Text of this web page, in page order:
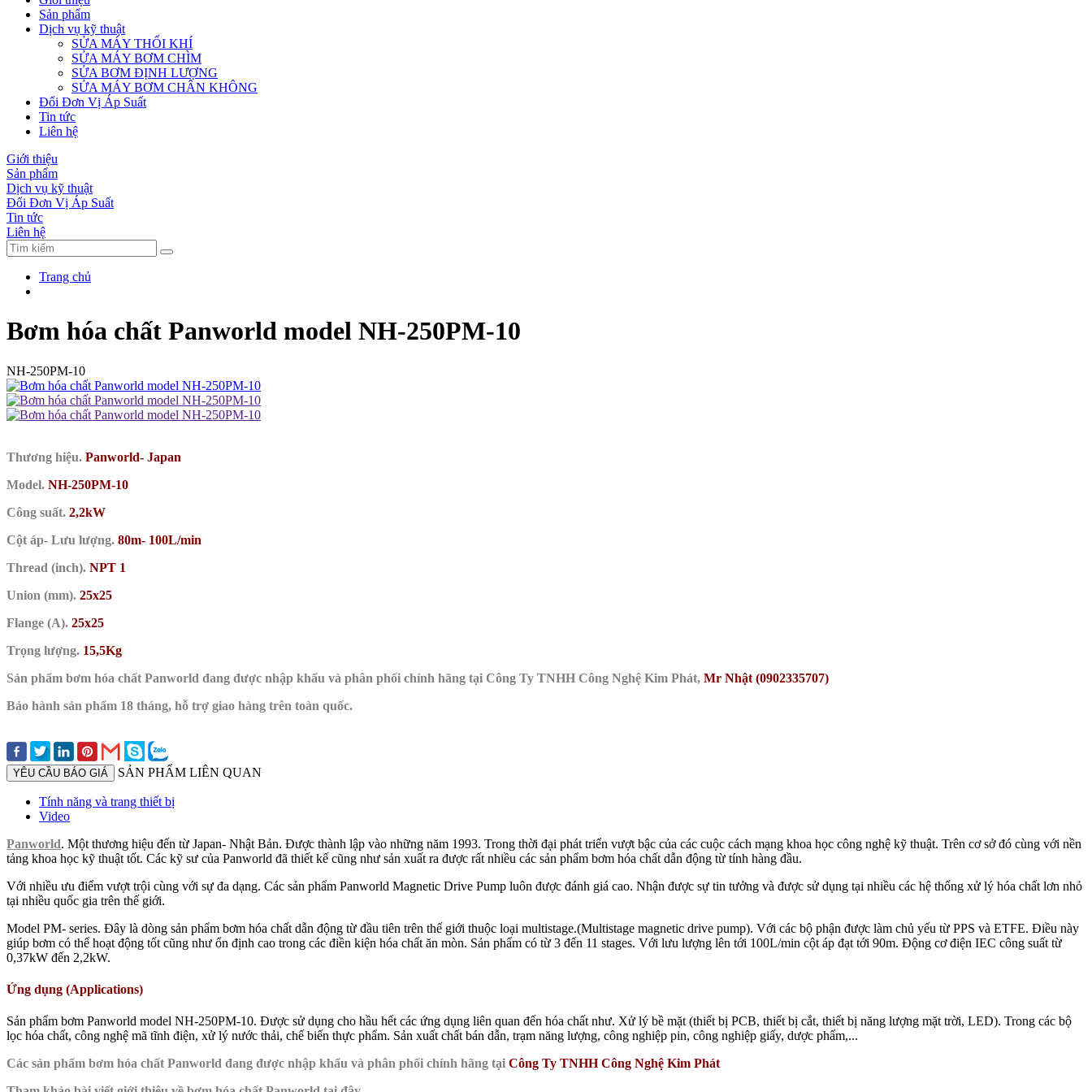
Sản phẩm
Dịch vụ kỹ thuật
SỬA MÁY THỔI KHÍ
SỬA MÁY BƠM CHÌM
SỬA BƠM ĐỊNH LƯỢNG
SỬA MÁY BƠM CHÂN KHÔNG
Đổi Đơn Vị Áp Suất
Tin tức
Liên hệ
Giới thiệu
Sản phẩm
Dịch vụ kỹ thuật
Đổi Đơn Vị Áp Suất
Tin tức
Liên hệ
Trang chủ
Bơm hóa chất Panworld model NH-250PM-10
NH-250PM-10
Thương hiệu. Panworld- Japan
Model. NH-250PM-10
Công suất. 2,2kW
Cột áp- Lưu lượng. 80m- 100L/min
Thread (inch). NPT 1
Union (mm). 25x25
Flange (A). 25x25
Trọng lượng. 15,5Kg
Sản phẩm bơm hóa chất Panworld đang được nhập khẩu và phân phối chính hãng tại Công Ty TNHH Công Nghệ Kim Phát, Mr Nhật (0902335707)
Bảo hành sản phẩm 18 tháng, hỗ trợ giao hàng trên toàn quốc.
YÊU CẦU BÁO GIÁ SẢN PHẨM LIÊN QUAN
Tính năng và trang thiết bị
Video
Panworld. Một thương hiệu đến từ Japan- Nhật Bản. Được thành lập vào những năm 1993. Trong thời đại phát triển vượt bậc của các cuộc cách mạng khoa học công nghệ kỹ thuật. Trên cơ sở đó cùng với nền
tảng khoa học kỹ thuật tốt. Các kỹ sư của Panworld đã thiết kế cũng như sản xuất ra được rất nhiều các sản phẩm bơm hóa chất dẫn động từ tính hàng đầu.
Với nhiều ưu điểm vượt trội cùng với sự đa dạng. Các sản phẩm Panworld Magnetic Drive Pump luôn được đánh giá cao. Nhận được sự tin tưởng và được sử dụng tại nhiều các hệ thống xử lý hóa chất lơn nhỏ
tại nhiều quốc gia trên thế giới.
Model PM- series. Đây là dòng sản phẩm bơm hóa chất dẫn động từ đầu tiên trên thế giới thuộc loại multistage.(Multistage magnetic drive pump). Với các bộ phận được làm chủ yếu từ PPS và ETFE. Điều này
giúp bơm có thể hoạt động tốt cũng như ổn định cao trong các điền kiện hóa chất ăn mòn. Sản phẩm có từ 3 đến 11 stages. Với lưu lượng lên tới 100L/min cột áp đạt tới 90m. Động cơ điện IEC công suất từ
0,37kW đến 2,2kW.
Ứng dụng (Applications)
Sản phẩm bơm Panworld model NH-250PM-10. Được sử dụng cho hầu hết các ứng dụng liên quan đến hóa chất như. Xử lý bề mặt (thiết bị PCB, thiết bị cắt, thiết bị năng lượng mặt trời, LED). Trong các bộ
lọc hóa chất, công nghệ mã tĩnh điện, xử lý nước thải, chế biến thực phẩm. Sản xuất chất bán dẫn, trạm năng lượng, công nghiệp pin, công nghiệp giấy, dược phẩm,...
Các sản phẩm bơm hóa chất Panworld đang được nhập khẩu và phân phối chính hãng tại Công Ty TNHH Công Nghệ Kim Phát